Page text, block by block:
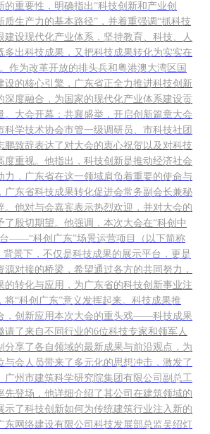
的重要性，明确指出“科技创新和产业创
质生产力的基本路径”，并着重强调“抓科技
建设现代化产业体系，坚持教育、科技、人
多出科技成果，又把科技成果转化为实实在
作为改革开放的排头兵和粤港澳大湾区国
设的核心引擎，广东省正全力推进科技创新
深度融合，为国家的现代化产业体系建设贡
。大会开幕：共襄盛举，开启创新篇章大会
科学技术协会市管一级调研员、市科技社团
鹏致辞表达了对大会的衷心祝贺以及对科技
度重视。他指出，科技创新是推动经济社会
力，广东省在这一领域肩负着重要的使命与
广东省科技成果转化促进会常务副会长兼秘
。他对与会嘉宾表示热烈欢迎，并对大会的
了殷切期望。他强调，本次大会在“科创中
台——“科创广东”场景运营项目（以下简称
背景下，不仅是科技成果的展示平台，更是
源对接的桥梁，希望通过各方的共同努力，
的转化与应用，为广东省的科技创新事业注
将“科创广东”意义发挥起来。科技成果推
，创新应用本次大会的重头戏——科技成果
请了来自不同行业的6位科技专家和领军人
分享了各自领域的最新成果与前沿观点，为
与会人员带来了多元化的思想冲击，激发了
广州市建筑科学研究院集团有限公司副总工
先登场，他详细介绍了其公司在建筑领域的
示了科技创新如何为传统建筑行业注入新的
东网络建设有限公司科技发展部总监吴绍灯